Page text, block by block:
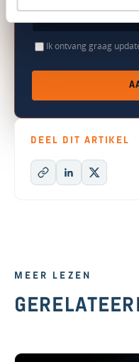
Ik ontvang graag
DEEL DIT ARTIKEL
MEER LEZEN